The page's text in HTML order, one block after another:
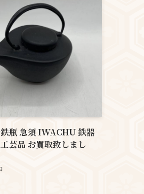
瓶 急須 IWACHU 鉄器
芸品 お買取致しまし